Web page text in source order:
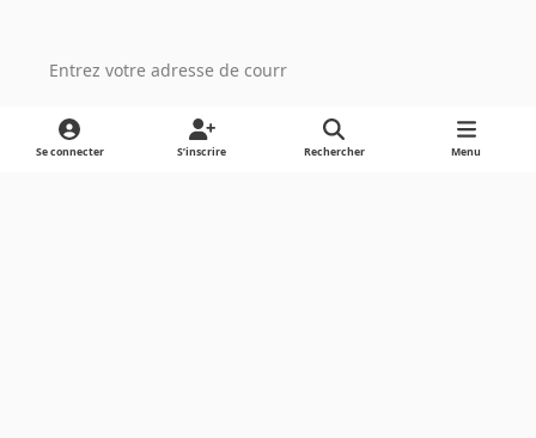
Ajouter un commentaire…
Se connecter S’inscrire Rechercher Menu